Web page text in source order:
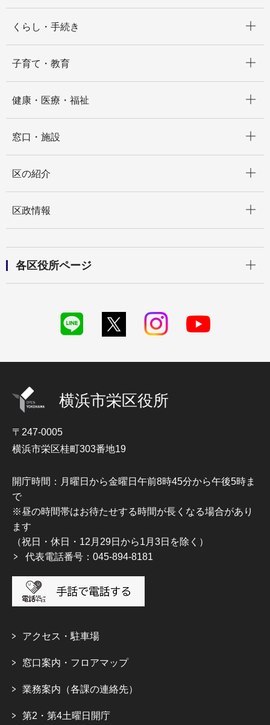
くらし・手続き
子育て・教育
健康・医療・福祉
窓口・施設
区の紹介
区政情報
各区役所ページ
横浜市栄区役所
〒247-0005
横浜市栄区桂町303番地19
開庁時間：月曜日から金曜日午前8時45分から午後5時ま
で
※昼の時間帯はお待たせする時間が長くなる場合があり
ます
（祝日・休日・12月29日から1月3日を除く）
代表電話番号：045-894-8181
アクセス・駐車場
窓口案内・フロアマップ
業務案内（各課の連絡先）
第2・第4土曜日開庁